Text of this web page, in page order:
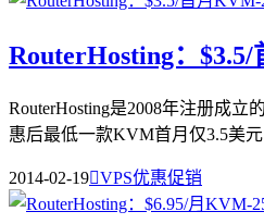
RouterHosting：
RouterHosting是2008年注册成
惠后最低一款KVM首月仅3.5美
2014-02-19VPS优惠促销